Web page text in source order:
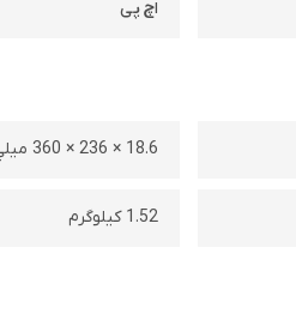
اچ پی
18.6 × 236 × 360 ميلي‌متر
1.52 کیلوگرم